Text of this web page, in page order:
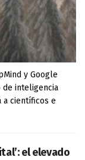
y Google
de inteligencia
a científicos e
el elevado